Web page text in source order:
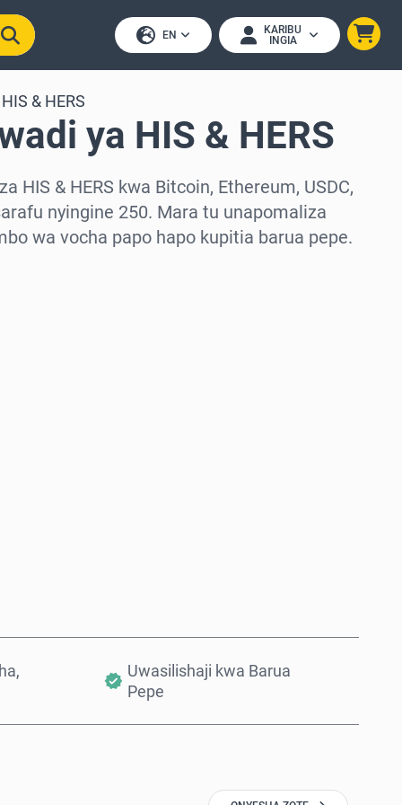
EN
KARIBU
INGIA
HIS & HERS
ya HIS & HERS
HIS & HERS kwa Bitcoin, Ethereum, USDC,
nyingine 250. Mara tu unapomaliza
wa vocha papo hapo kupitia barua pepe.
Uwasilishaji kwa Barua
Pepe